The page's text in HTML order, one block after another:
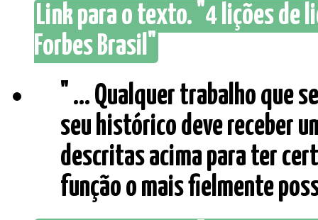
Link para o texto. "4 lições de
Forbes Brasil"
" ... Qualquer trabalho que
seu histórico deve receber
descritas acima para ter
função o mais fielmente